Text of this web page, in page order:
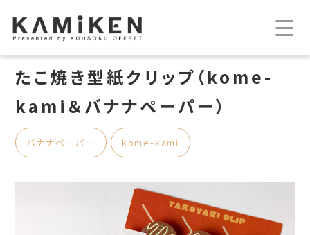
たこ焼き型紙クリップ（kome-
kami＆バナナペーパー）
バナナペーパー kome-kami